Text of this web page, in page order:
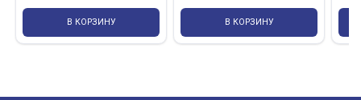
В КОРЗИНУ В КОРЗИНУ